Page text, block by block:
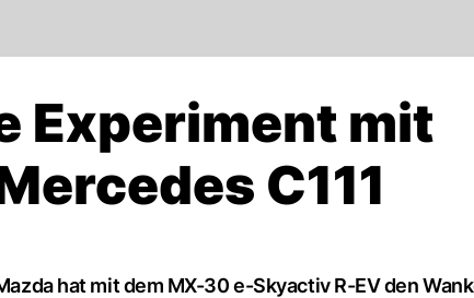
Experiment mit
C111
hat mit dem MX-30 e-Skyactiv R-EV den